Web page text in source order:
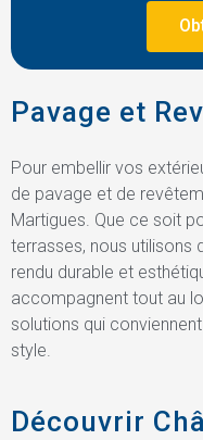
Pavage et
Pour embellir vos
de pavage et de
Martigues. Que ce soit
terrasses, nous utilisons
rendu durable et
accompagnent tout au
solutions qui
style.
Découvrir